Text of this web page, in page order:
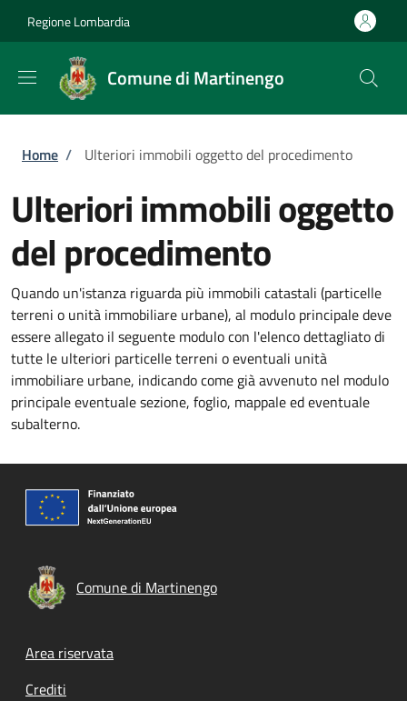
Regione Lombardia
Comune di Martinengo
Briciole di pane
Home / Ulteriori immobili oggetto del procedimento
Ulteriori immobili oggetto
del procedimento
Quando un'istanza riguarda più immobili catastali (particelle
terreni o unità immobiliare urbane), al modulo principale deve
essere allegato il seguente modulo con l'elenco dettagliato di
tutte le ulteriori particelle terreni o eventuali unità
immobiliare urbane, indicando come già avvenuto nel modulo
principale eventuale sezione, foglio, mappale ed eventuale
subalterno.
Comune di Martinengo
Footer menu
Area riservata
Crediti